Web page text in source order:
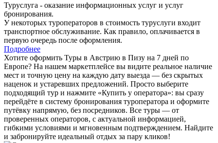
Туруслуга - оказание информационных услуг и услуг
бронирования.
У некоторых туроператоров в стоимость туруслуги входит
транспортное обслуживание. Как правило, оплачивается в
первую очередь после оформления.
Подробнее
Хотите оформить Туры в Австрию в Пизу на 7 дней по
Европе? На нашем маркетплейсе вы видите реальное наличие
мест и точную цену на каждую дату выезда — без скрытых
наценок и устаревших предложений. Просто выберите
подходящий тур и нажмите «Купить у оператора»: вы сразу
перейдёте в систему бронирования туроператора и оформите
путёвку напрямую, без посредников. Все туры — от
проверенных операторов, с актуальной информацией,
гибкими условиями и мгновенным подтверждением. Найдите
и забронируйте идеальный отдых за пару кликов!